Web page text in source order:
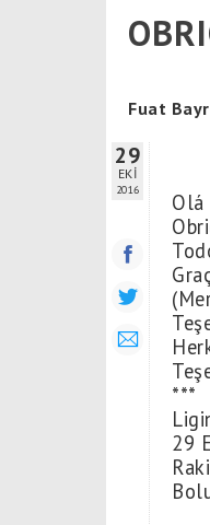
Fuat
29
EKİ
2016
Olá
***
29